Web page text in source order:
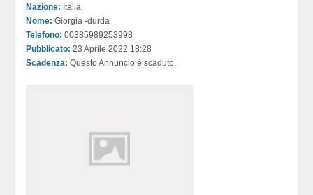
Nazione: Italia
Nome: Giorgia -durda
Telefono: 00385989253998
Pubblicato: 23 Aprile 2022 18:28
Scadenza: Questo Annuncio è scaduto.